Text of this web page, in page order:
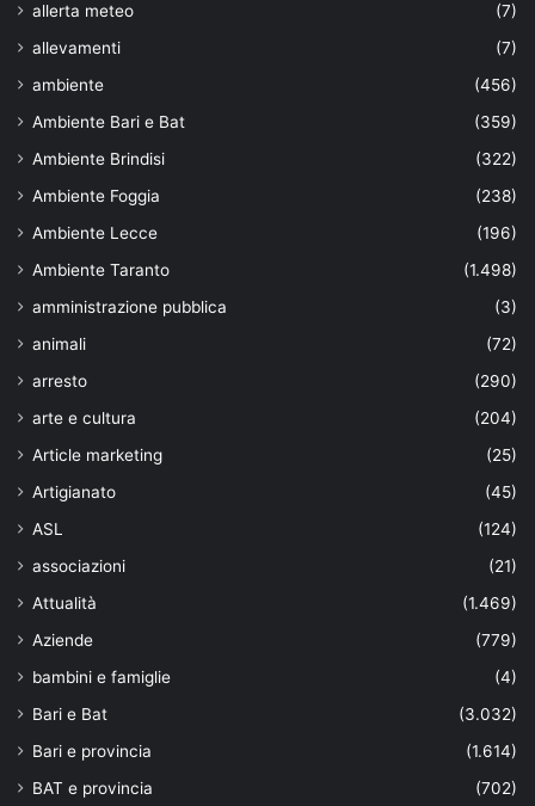
allerta meteo
(7)
allevamenti
(7)
ambiente
(456)
Ambiente Bari e Bat
(359)
Ambiente Brindisi
(322)
Ambiente Foggia
(238)
Ambiente Lecce
(196)
Ambiente Taranto
(1.498)
amministrazione pubblica
(3)
animali
(72)
arresto
(290)
arte e cultura
(204)
Article marketing
(25)
Artigianato
(45)
ASL
(124)
associazioni
(21)
Attualità
(1.469)
Aziende
(779)
bambini e famiglie
(4)
Bari e Bat
(3.032)
Bari e provincia
(1.614)
BAT e provincia
(702)